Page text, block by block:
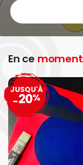
En ce moment
JUSQU'À
-20%